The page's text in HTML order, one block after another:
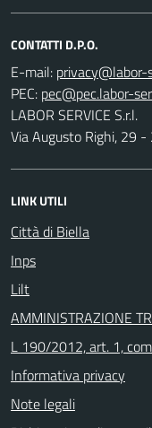
CONTATTI D.P.O.
E-mail:
PEC:
LABOR SERVICE S.r.l.
Via Augusto Righi, 29
LINK UTILI
Città di Biella
Inps
Lilt
AMMINISTRAZIONE
L 190/2012, art. 1,
Informativa privacy
Note legali